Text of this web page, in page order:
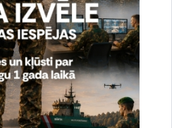
(nepieciešamas, lai
darbību un
Analytics, lai samazinātu
līmeni.